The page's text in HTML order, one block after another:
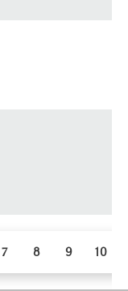
7 8 9 10